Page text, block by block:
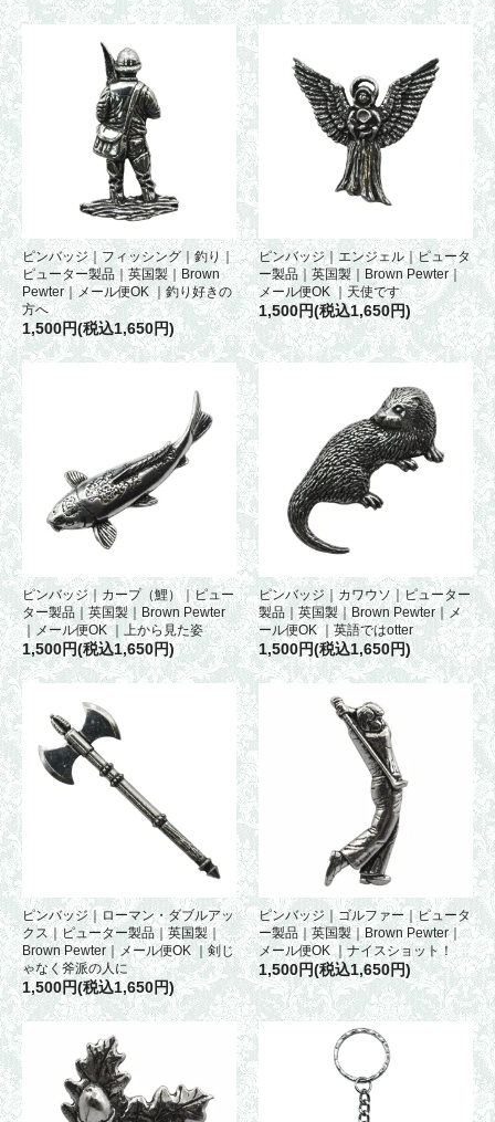
ピンバッジ｜フィッシング｜釣り｜
ピューター製品｜英国製｜Brown
Pewter｜メール便OK ｜釣り好きの
方へ
1,500円(税込1,650円)
ピンバッジ｜エンジェル｜ピュータ
ー製品｜英国製｜Brown Pewter｜
メール便OK ｜天使です
1,500円(税込1,650円)
ピンバッジ｜カープ（鯉）｜ピュー
ター製品｜英国製｜Brown Pewter
｜メール便OK ｜上から見た姿
1,500円(税込1,650円)
ピンバッジ｜カワウソ｜ピューター
製品｜英国製｜Brown Pewter｜メ
ール便OK ｜英語ではotter
1,500円(税込1,650円)
ピンバッジ｜ローマン・ダブルアッ
クス｜ピューター製品｜英国製｜
Brown Pewter｜メール便OK ｜剣じ
ゃなく斧派の人に
1,500円(税込1,650円)
ピンバッジ｜ゴルファー｜ピュータ
ー製品｜英国製｜Brown Pewter｜
メール便OK ｜ナイスショット！
1,500円(税込1,650円)